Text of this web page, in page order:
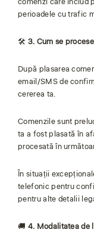
perioadele cu trafic
🛠 3. Cum se
După plasarea
email/SMS de
cererea ta.
Comenzile sunt
ta a fost plasată în
procesată în
În situații
telefonic pentru
pentru alte detalii
🚚 4. Modalitatea de